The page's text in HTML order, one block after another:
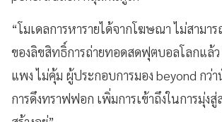
“โมเดลการหารายได้จากโฆษณา ไม่สามา
ของลิขสิทธิ์การถ่ายทอดสดฟุตบอลโลกแล้
แพง ไม่คุ้ม ผู้ประกอบการมอง beyond กว่
การดึงทราฟฟอก เพิ่มการเข้าถึงในการมุ่ง